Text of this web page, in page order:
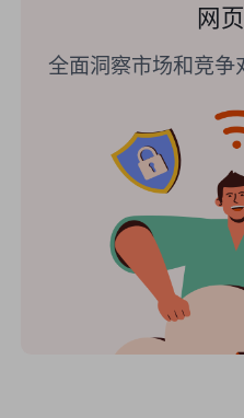
网
全面洞察市场和竞争